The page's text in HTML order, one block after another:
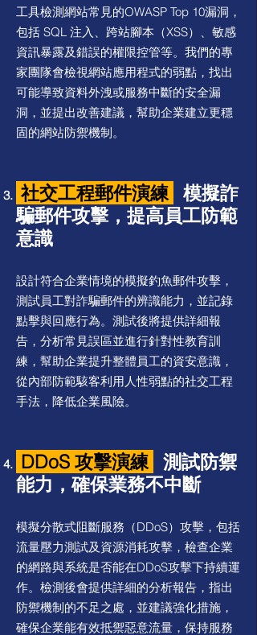
工具檢測網站常見的OWASP Top 10漏洞，
包括 SQL 注入、跨站腳本（XSS）、敏感
資訊暴露及錯誤的權限控管等。我們的專
家團隊會檢視網站應用程式的弱點，找出
可能導致資料外洩或服務中斷的安全漏
洞，並提出改善建議，幫助企業建立更穩
固的網站防禦機制。
社交工程郵件演練 模擬詐
騙郵件攻擊，提高員工防範
意識
設計符合企業情境的模擬釣魚郵件攻擊，
測試員工對詐騙郵件的辨識能力，並記錄
點擊與回應行為。測試後將提供詳細報
告，分析常見誤區並進行針對性教育訓
練，幫助企業提升整體員工的資安意識，
從內部防範駭客利用人性弱點的社交工程
手法，降低企業風險。
DDoS 攻擊演練 測試防禦
能力，確保業務不中斷
模擬分散式阻斷服務（DDoS）攻擊，包括
流量壓力測試及資源消耗攻擊，檢查企業
的網路與系統是否能在DDoS攻擊下持續運
作。檢測後會提供詳細的分析報告，指出
防禦機制的不足之處，並建議強化措施，
確保企業能有效抵禦惡意流量，保持服務